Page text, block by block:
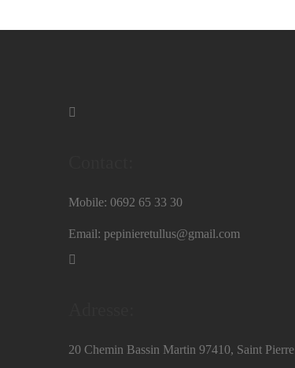
Mobile: 0692 65 33 30
Email: pepinieretullus@gmail.com
20 Chemin Bassin Martin 97410, Saint Pierre